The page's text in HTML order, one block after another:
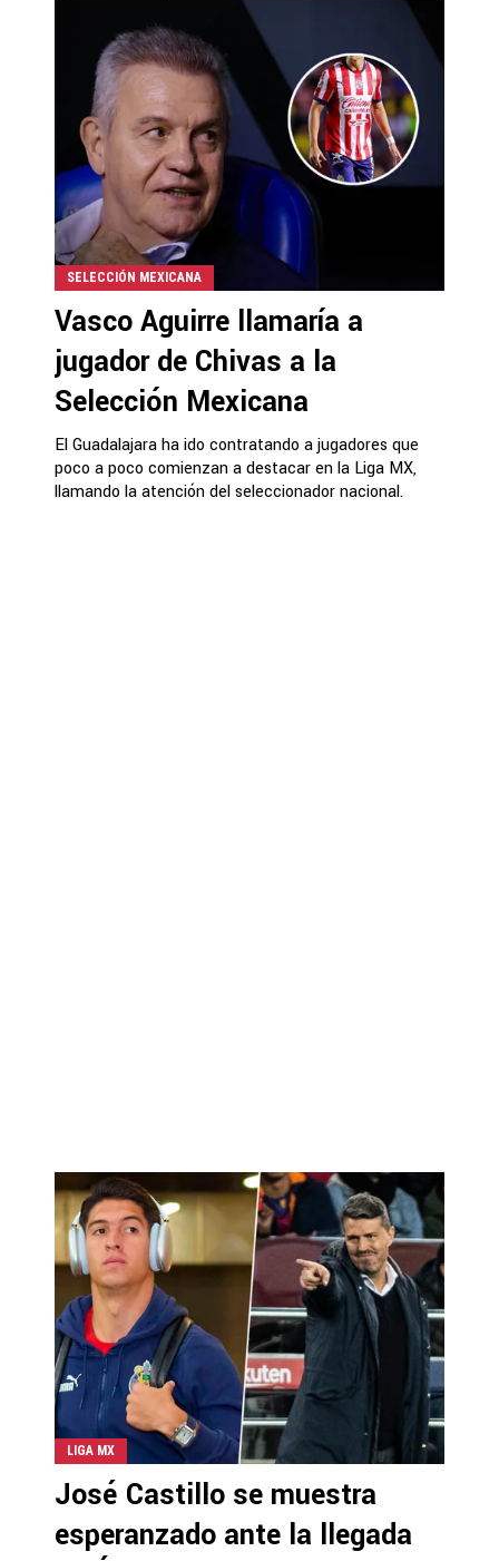
SELECCIÓN MEXICANA
Vasco Aguirre llamaría a
jugador de Chivas a la
Selección Mexicana
El Guadalajara ha ido contratando a jugadores que
poco a poco comienzan a destacar en la Liga MX,
llamando la atención del seleccionador nacional.
LIGA MX
José Castillo se muestra
esperanzado ante la llegada